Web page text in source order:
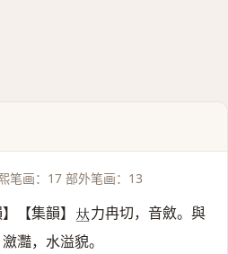
笔画：17 部外笔画：13
】【集韻】 𠀤力冉切，音斂。與
灩，水溢貌。